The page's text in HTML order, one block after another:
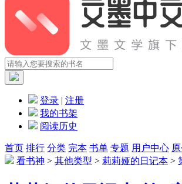
登录 | 注册
我的书架
阅读历史
首页 排行 分类 完本 书单 专题 用户中心
看书神 > 其他类型 > 莉莉娅的日记本 >